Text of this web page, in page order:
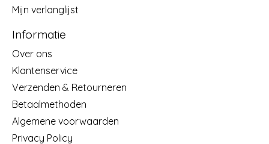
Mijn verlanglijst
Informatie
Over ons
Klantenservice
Verzenden & Retourneren
Betaalmethoden
Algemene voorwaarden
Privacy Policy